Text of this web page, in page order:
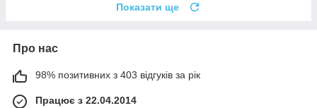
Показати ще
Про нас
98% позитивних з 403 відгуків за рік
Працює з 22.04.2014